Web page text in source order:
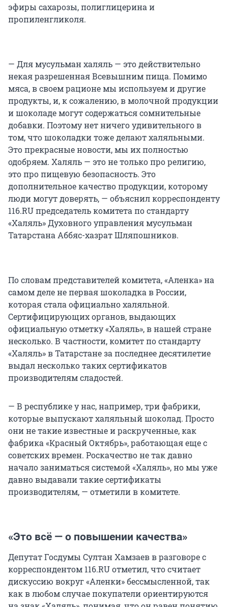
эфиры сахарозы, полиглицерина и
пропиленгликоля.
— Для мусульман халяль — это действительно
некая разрешенная Всевышним пища. Помимо
мяса, в своем рационе мы используем и другие
продукты, и, к сожалению, в молочной продукции
и шоколаде могут содержаться сомнительные
добавки. Поэтому нет ничего удивительного в
том, что шоколадки тоже делают халяльными.
Это прекрасные новости, мы их полностью
одобряем. Халяль — это не только про религию,
это про пищевую безопасность. Это
дополнительное качество продукции, которому
люди могут доверять, — объяснил корреспонденту
116.RU председатель комитета по стандарту
«Халяль» Духовного управления мусульман
Татарстана Аббяс-хазрат Шляпошников.
По словам представителей комитета, «Аленка» на
самом деле не первая шоколадка в России,
которая стала официально халяльной.
Сертифицирующих органов, выдающих
официальную отметку «Халяль», в нашей стране
несколько. В частности, комитет по стандарту
«Халяль» в Татарстане за последнее десятилетие
выдал несколько таких сертификатов
производителям сладостей.
— В республике у нас, например, три фабрики,
которые выпускают халяльный шоколад. Просто
они не такие известные и раскрученные, как
фабрика «Красный Октябрь», работающая еще с
советских времен. Роскачество не так давно
начало заниматься системой «Халяль», но мы уже
давно выдавали такие сертификаты
производителям, — отметили в комитете.
«Это всё — о повышении качества»
Депутат Госдумы Султан Хамзаев в разговоре с
корреспондентом 116.RU отметил, что считает
дискуссию вокруг «Аленки» бессмысленной, так
как в любом случае покупатели ориентируются